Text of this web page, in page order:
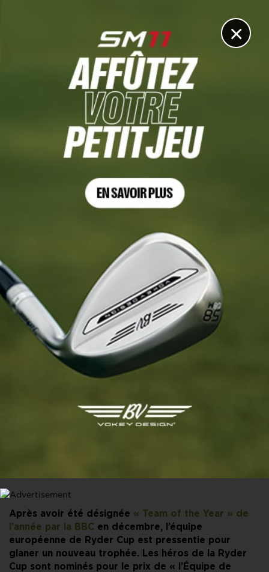
×
Après avoir été désignée « Team of the Year » de
l’année par la BBC en décembre, l’équipe
européenne de Ryder Cup est pressentie pour
glaner un nouveau trophée. Les héros de la Ryder
Cup sont nominés pour le prix de « l’Équipe de